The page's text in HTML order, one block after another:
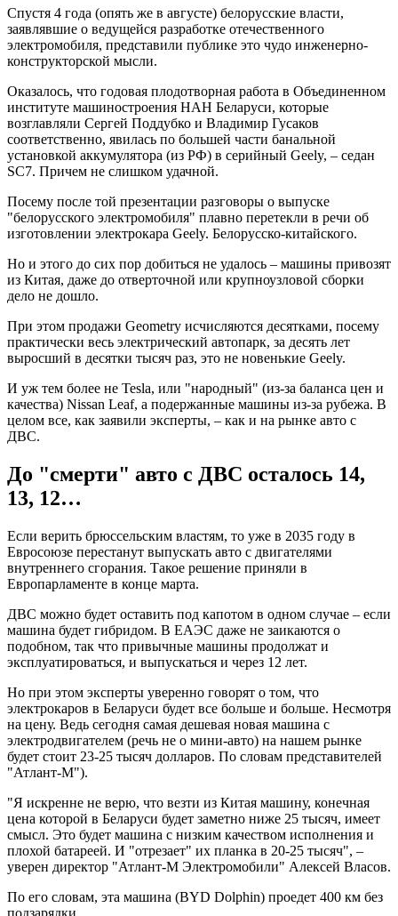
Спустя 4 года (опять же в августе) белорусские власти,
заявлявшие о ведущейся разработке отечественного
электромобиля, представили публике это чудо инженерно-
конструкторской мысли.
Оказалось, что годовая плодотворная работа в Объединенном
институте машиностроения НАН Беларуси, которые
возглавляли Сергей Поддубко и Владимир Гусаков
соответственно, явилась по большей части банальной
установкой аккумулятора (из РФ) в серийный Geely, – седан
SC7. Причем не слишком удачной.
Посему после той презентации разговоры о выпуске
"белорусского электромобиля" плавно перетекли в речи об
изготовлении электрокара Geely. Белорусско-китайского.
Но и этого до сих пор добиться не удалось – машины привозят
из Китая, даже до отверточной или крупноузловой сборки
дело не дошло.
При этом продажи Geometry исчисляются десятками, посему
практически весь электрический автопарк, за десять лет
выросший в десятки тысяч раз, это не новенькие Geely.
И уж тем более не Tesla, или "народный" (из-за баланса цен и
качества) Nissan Leaf, а подержанные машины из-за рубежа. В
целом все, как заявили эксперты, – как и на рынке авто с
ДВС.
До "смерти" авто с ДВС осталось 14,
13, 12…
Если верить брюссельским властям, то уже в 2035 году в
Евросоюзе перестанут выпускать авто с двигателями
внутреннего сгорания. Такое решение приняли в
Европарламенте в конце марта.
ДВС можно будет оставить под капотом в одном случае – если
машина будет гибридом. В ЕАЭС даже не заикаются о
подобном, так что привычные машины продолжат и
эксплуатироваться, и выпускаться и через 12 лет.
Но при этом эксперты уверенно говорят о том, что
электрокаров в Беларуси будет все больше и больше. Несмотря
на цену. Ведь сегодня самая дешевая новая машина с
электродвигателем (речь не о мини-авто) на нашем рынке
будет стоит 23-25 тысяч долларов. По словам представителей
"Атлант-М").
"Я искренне не верю, что везти из Китая машину, конечная
цена которой в Беларуси будет заметно ниже 25 тысяч, имеет
смысл. Это будет машина с низким качеством исполнения и
плохой батареей. И "отрезает" их планка в 20-25 тысяч", –
уверен директор "Атлант-М Электромобили" Алексей Власов.
По его словам, эта машина (BYD Dolphin) проедет 400 км без